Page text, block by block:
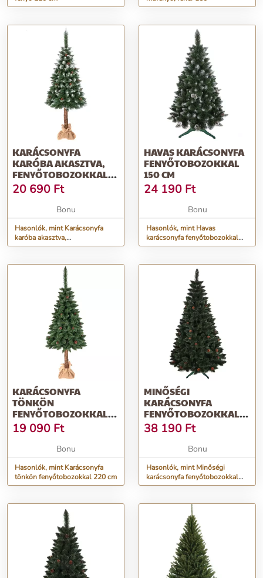
KARÁCSONYFA
KARÓBA AKASZTVA,
FENYŐTOBOZOKKAL
ÉS DÍSZEKKEL 220 CM
20 690 Ft
Bonu
Hasonlók, mint Karácsonyfa
karóba akasztva,
fenyőtobozokkal és díszekkel
HAVAS KARÁCSONYFA
FENYŐTOBOZOKKAL
150 CM
24 190 Ft
Bonu
Hasonlók, mint Havas
karácsonyfa fenyőtobozokkal
150 cm
KARÁCSONYFA
TÖNKÖN
FENYŐTOBOZOKKAL
220 CM
19 090 Ft
Bonu
Hasonlók, mint Karácsonyfa
tönkön fenyőtobozokkal 220 cm
MINŐSÉGI
KARÁCSONYFA
FENYŐTOBOZOKKAL
220 CM
38 190 Ft
Bonu
Hasonlók, mint Minőségi
karácsonyfa fenyőtobozokkal
220 cm